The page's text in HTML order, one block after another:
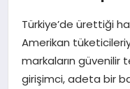
MAGAZIN
Türkiye’de ürettiği
Amerikan
markaların güvenilir
girişimci, adeta bir